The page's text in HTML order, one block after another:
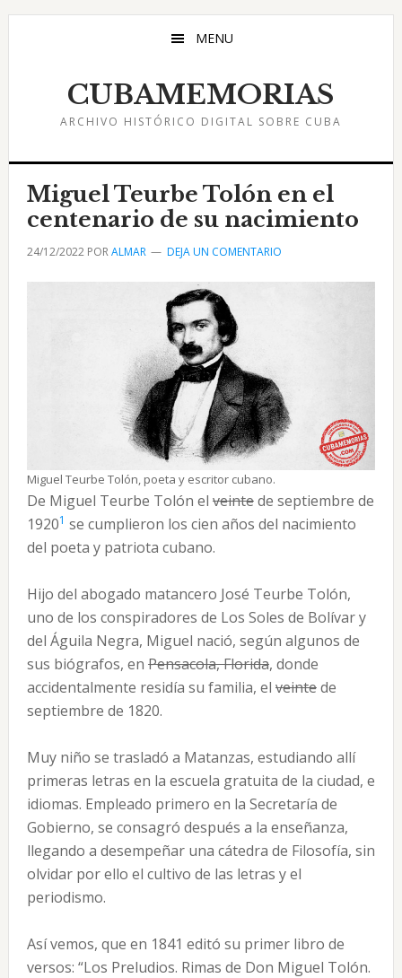
Saltar
Saltar
Saltar
MENU
CUBAMEMORIAS
ARCHIVO HISTÓRICO DIGITAL SOBRE CUBA
Miguel Teurbe Tolón en el
centenario de su nacimiento
24/12/2022PORALMAR DEJA UN COMENTARIO
Miguel Teurbe Tolón, poeta y escritor cubano.
De Miguel Teurbe Tolón el veintede septiembre de
19201 se cumplieron los cien años del nacimiento
del poeta y patriota cubano.
Hijo del abogado matancero José Teurbe Tolón,
uno de los conspiradores de Los Soles de Bolívar y
del Águila Negra, Miguel nació, según algunos de
sus biógrafos, en Pensacola, Florida, donde
accidentalmente residía su familia, el veintede
septiembre de 1820.
Muy niño se trasladó a Matanzas, estudiando allí
primeras letras en la escuela gratuita de la ciudad, e
idiomas. Empleado primero en la Secretaría de
Gobierno, se consagró después a la enseñanza,
llegando a desempeñar una cátedra de Filosofía, sin
olvidar por ello el cultivo de las letras y el
periodismo.
Así vemos, que en 1841 editó su primer libro de
versos: “Los Preludios. Rimas de Don Miguel Tolón.